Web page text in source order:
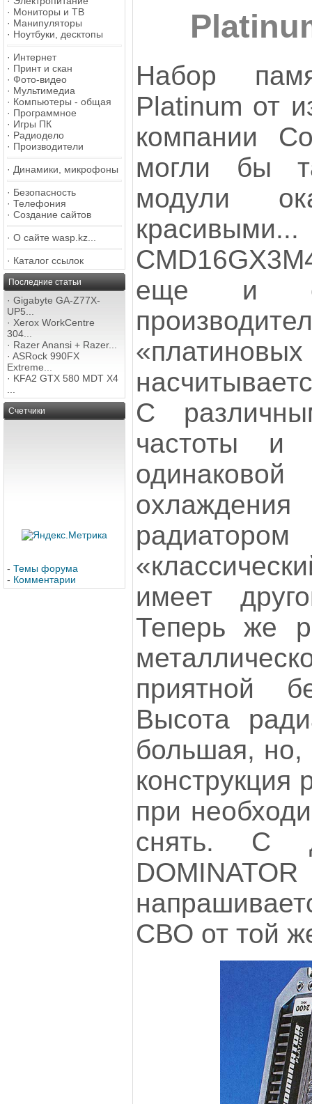
· Мониторы и ТВ
· Манипуляторы
· Ноутбуки, десктопы
· Интернет
· Принт и скан
· Фото-видео
· Мультимедиа
· Компьютеры - общая
· Программное
· Игры ПК
· Радиодело
· Производители
· Динамики, микрофоны
· Безопасность
· Телефония
· Создание сайтов
· О сайте wasp.kz...
· Каталог ссылок
Последние статьи
· Gigabyte GA-Z77X-
UP5...
· Xerox WorkCentre
304...
· Razer Anansi + Razer...
· ASRock 990FX
Extreme...
· KFA2 GTX 580 MDT X4
Счетчики
- Темы форума
- Комментарии
Набор
Platinum от
компании
могли бы
модули
еще и
С
частоты и
имеет
Теперь же
приятной
Высота
большая, но,
конструкция
при
снять. С
СВО от той